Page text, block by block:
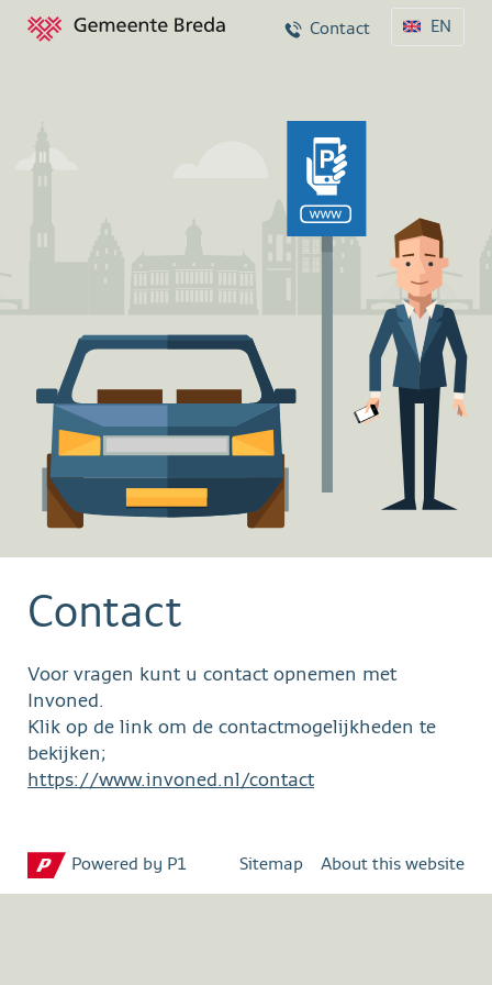
Contact EN
Contact
Voor vragen kunt u contact opnemen met
Invoned.
Klik op de link om de contactmogelijkheden te
bekijken;
https://www.invoned.nl/contact
Powered by P1 Sitemap About this website